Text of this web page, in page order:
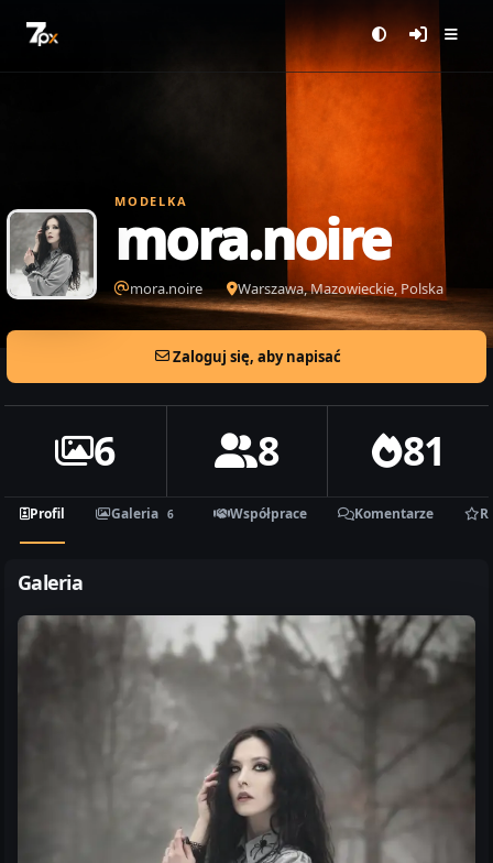
MODELKA
mora.noire
mora.noire Warszawa, Mazowieckie, Polska
Zaloguj się, aby napisać
6 8 81
Profil Galeria 6 Współprace Komentarze
Galeria